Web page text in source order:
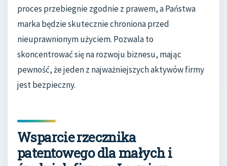
proces przebiegnie zgodnie z prawem, a Państwa
marka będzie skutecznie chroniona przed
nieuprawnionym użyciem. Pozwala to
skoncentrować się na rozwoju biznesu, mając
pewność, że jeden z najważniejszych aktywów firmy
jest bezpieczny.
Wsparcie rzecznika
patentowego dla małych i